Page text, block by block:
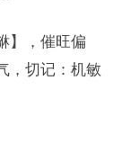
】，催旺偏
，切记：机敏